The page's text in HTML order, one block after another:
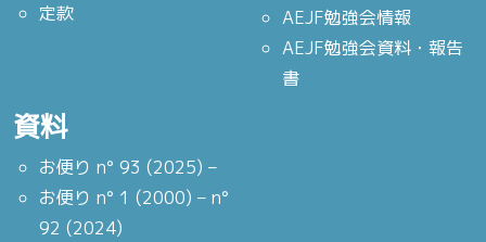
定款
AEJF勉強会情報
AEJF勉強会資料・報告
書
資料
お便り n° 93 (2025) –
お便り n° 1 (2000) – n°
92 (2024)